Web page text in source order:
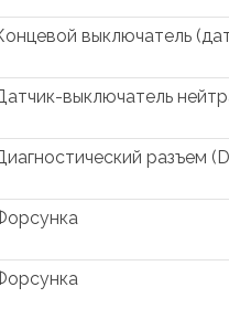
выключатель
выключатель
разъем